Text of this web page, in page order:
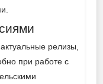
релизы,
при работе с